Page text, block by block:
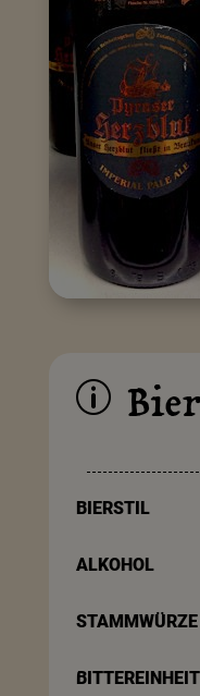
p
BIERSTIL
ALKOHOL
STAMMWÜRZE